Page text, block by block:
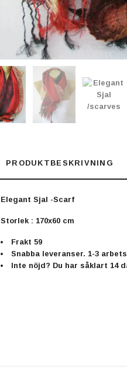
PRODUKTBESKRIVNING
Elegant Sjal -Scarf
Storlek : 170x60 cm
Frakt 59
Snabba leveranser. 1-3
Inte nöjd? Du har såklart 14